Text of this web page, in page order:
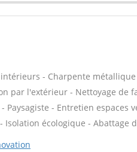
- Charpente
par l'extérieur - Nettoyage de
- Paysagiste - Entretien
Isolation écologique - Abattage